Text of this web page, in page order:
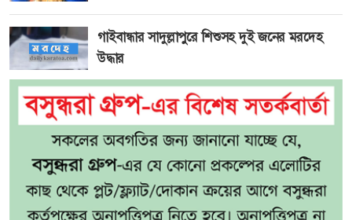
গাইবান্ধার সাদুল্লাপুরে শিশুসহ দুই জনের মরদেহ
উদ্ধার